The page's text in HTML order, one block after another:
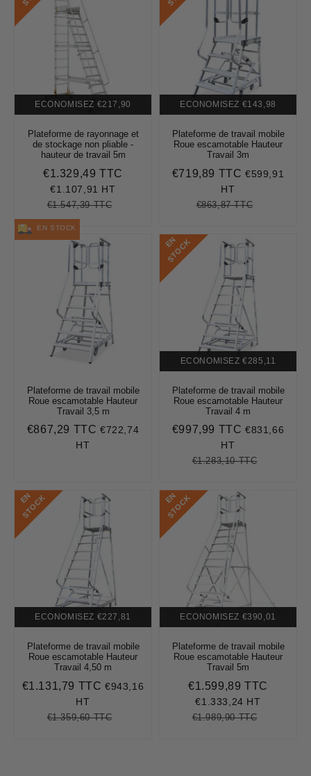
ECONOMISEZ €217,90
Plateforme de rayonnage et
de stockage non pliable -
hauteur de travail 5m
Prix
réduit
€1.329,49 TTC €1.329,49
€1.107,91 HT
Prix
régulier
€1.547,39 TTC€1.547,39
ECONOMISEZ €143,98
Plateforme de travail mobile
Roue escamotable Hauteur
Travail 3m
Prix
€719,89 TTC €719,89
€599,91
HT
Prix
€863,87 TTC€863,87
EN STOCK
Plateforme de travail mobile
Roue escamotable Hauteur
Travail 3,5 m
Prix
€867,29 TTC €867,29
€722,74
HT
E
N
S
T
O
C
K
ECONOMISEZ €285,11
Plateforme de travail mobile
Roue escamotable Hauteur
Travail 4 m
Prix
€997,99 TTC €997,99
€831,66
HT
Prix
€1.283,10 TTC€1.283,10
E
N
S
T
O
C
K
ECONOMISEZ €227,81
Plateforme de travail mobile
Roue escamotable Hauteur
Travail 4,50 m
Prix
€1.131,79 TTC€1.131,79
€943,16
HT
Prix
€1.359,60 TTC€1.359,60
E
N
S
T
O
C
K
ECONOMISEZ €390,01
Plateforme de travail mobile
Roue escamotable Hauteur
Travail 5m
Prix
réduit
€1.599,89 TTC
€1.333,24 HT
Prix
€1.989,90 TTC€1.989,90